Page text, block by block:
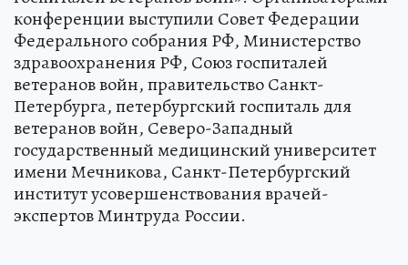
конференции выступили Совет Федерации
Федерального собрания РФ, Министерство
здравоохранения РФ, Союз госпиталей
ветеранов войн, правительство Санкт-
Петербурга, петербургский госпиталь для
ветеранов войн, Северо-Западный
государственный медицинский университет
имени Мечникова, Санкт-Петербургский
институт усовершенствования врачей-
экспертов Минтруда России.